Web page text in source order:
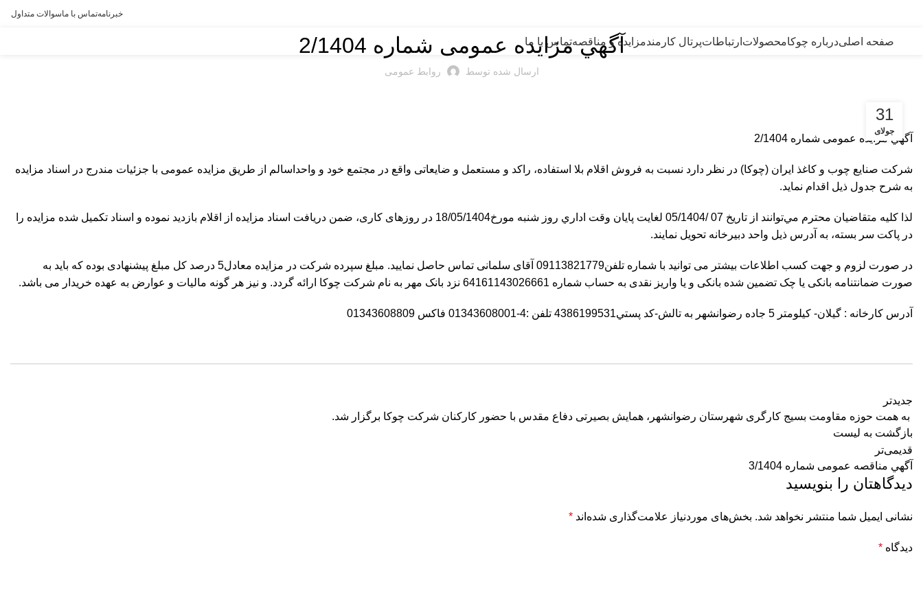
خبرنامهتماس با ماسوالات متداول
صفحه اصلیدرباره چوکامحصولات ارتباطاتپرتال کارمندمزایده و مناقصهتماس با ما
آگهي مزایده عمومی شماره 2/1404
ارسال شده توسط روابط عمومی
31
جولای
آگهي مزایده عمومی شماره 2/1404
شركت صنايع چوب و كاغذ ايران (چوكا) در نظر دارد نسبت به فروش اقلام بلا استفاده، راکد و مستعمل و ضایعاتی واقع در مجتمع خود و واحداسالم از طریق مزایده عمومی با جزئیات مندرج در اسناد مزایده
به شرح جدول ذیل اقدام نماید.
لذا كليه متقاضيان محترم مي‌توانند از تاريخ 07 /05/1404 لغايت پايان وقت اداري روز شنبه مورخ18/05/1404 در روزهای کاری، ضمن دریافت اسناد مزایده از اقلام بازدید نموده و اسناد تکمیل شده مزایده را
در پاکت سر بسته، به آدرس ذیل واحد دبيرخانه تحویل نمایند.
در صورت لزوم و جهت كسب اطلاعات بيشتر می توانید با شماره تلفن09113821779 آقای سلمانی تماس حاصل نمايید. مبلغ سپرده شرکت در مزایده معادل5 درصد کل مبلغ پیشنهادی بوده که باید به
صورت ضمانتنامه بانکی یا چک تضمین شده بانکی و یا واریز نقدی به حساب شماره 64161143026661 نزد بانک مهر به نام شرکت چوکا ارائه گردد. و نیز هر گونه مالیات و عوارض به عهده خریدار می باشد.
آدرس کارخانه : گیلان- کیلومتر 5 جاده رضوانشهر به تالش-كد پستي4386199531 تلفن :4-01343608001 فاكس 01343608809
جدیدتر
️ به همت حوزه مقاومت بسیج کارگری شهرستان رضوانشهر، همایش بصیرتی دفاع مقدس با حضور کارکنان شرکت چوکا برگزار شد.
بازگشت به لیست
قدیمی‌تر
آگهي مناقصه عمومی شماره 3/1404
دیدگاهتان را بنویسید
نشانی ایمیل شما منتشر نخواهد شد. بخش‌های موردنیاز علامت‌گذاری شده‌اند *
دیدگاه *